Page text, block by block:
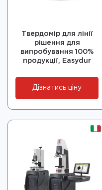
Твердомір для лінії
рішення для
випробування 100%
продукції, Easydur
Дізнатись ціну